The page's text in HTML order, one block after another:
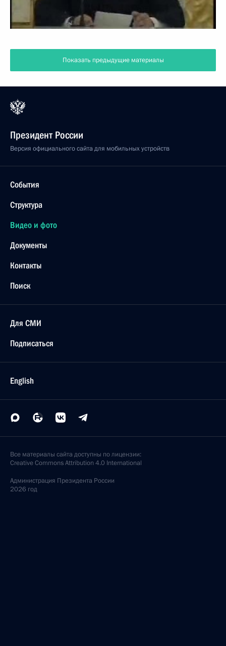
Показать предыдущие материалы
Президент России
Версия официального сайта для мобильных устройств
События
Структура
Видео и фото
Документы
Контакты
Поиск
Для СМИ
Подписаться
English
Все материалы сайта доступны по лицензии:
Creative Commons Attribution 4.0 International
Администрация Президента России
2026 год